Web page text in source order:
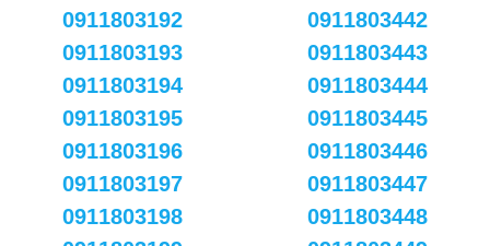
0911803192
0911803193
0911803194
0911803195
0911803196
0911803197
0911803198
0911803442
0911803443
0911803444
0911803445
0911803446
0911803447
0911803448